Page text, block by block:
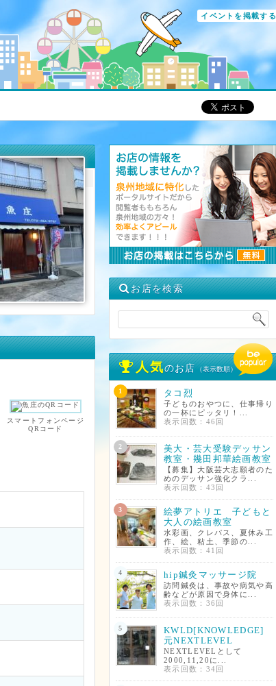
イベントを掲載する
スマートフォンページ
QRコード
お店を検索
人気のお店 （表示数順）
1 タコ烈
子どものおやつに、仕事帰り
の一杯にピッタリ！...
表示回数：46回
2
美大・芸大受験デッサン
教室・幾田邦華絵画教室
【募集】大阪芸大志願者のた
めのデッサン強化クラ...
表示回数：43回
3
絵夢アトリエ 子どもと
大人の絵画教室
水彩画、クレパス、夏休み工
作、絵、粘土、季節の...
表示回数：41回
4 hip鍼灸マッサージ院
訪問鍼灸は、事故や病気や高
齢などが原因で身体に...
表示回数：36回
5
KWLD[KNOWLEDGE]
元NEXTLEVEL
NEXTLEVELとして
2000,11,20に...
表示回数：34回